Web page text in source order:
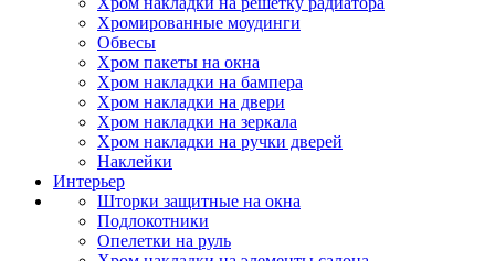
Хромированные моудинги
Обвесы
Хром пакеты на окна
Хром накладки на бампера
Хром накладки на двери
Хром накладки на зеркала
Хром накладки на ручки дверей
Наклейки
Интерьер
Шторки защитные на окна
Подлокотники
Опелетки на руль